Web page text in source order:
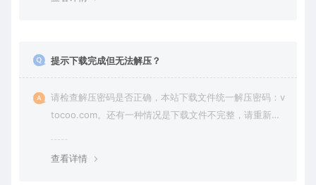
提示下载完成但无法解压？
请检查解压密码是否正确，本站下载文件统一解压密码：v
tocoo.com。还有一种情况是下载文件不完整，请重新下
查看详情